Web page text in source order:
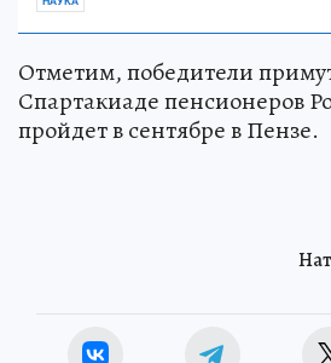
Отметим, победители
Спартакиаде пенсионеров
пройдет в сентябре в Пензе.